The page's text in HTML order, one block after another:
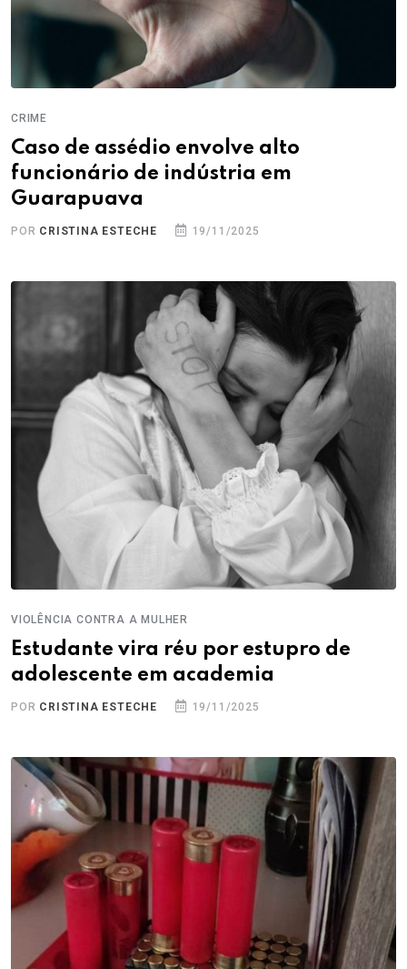
CRIME
Caso de assédio envolve alto
funcionário de indústria em
Guarapuava
POR CRISTINA ESTECHE 19/11/2025
VIOLÊNCIA CONTRA A MULHER
Estudante vira réu por estupro de
adolescente em academia
POR CRISTINA ESTECHE 19/11/2025